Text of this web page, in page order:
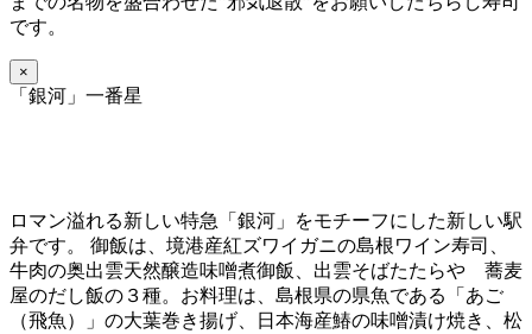
です。
×
「銀河」一番星
ロマン溢れる新しい特急「銀河」をモチーフにした新しい駅
弁です。 御飯は、境港産紅ズワイガニの島根ワイン寿司、
牛肉の奥出雲天然醸造味噌煮御飯、出雲そばたたらや 蕎麦
屋のだし飯の３種。お料理は、島根県の県魚である「あご
（飛魚）」の大葉巻き揚げ、日本海産鰆の味噌漬け焼き、松